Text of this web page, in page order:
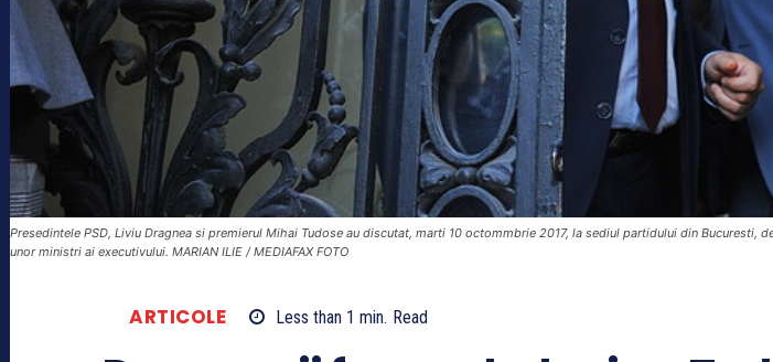
Presedintele PSD, Liviu Dragnea si premierul Mihai Tudose au discutat, marti 10 octommbrie 2017, la sediul partidului din Bucuresti,
unor ministri ai executivului. MARIAN ILIE / MEDIAFAX FOTO
ARTICOLE Less than 1 min. Read